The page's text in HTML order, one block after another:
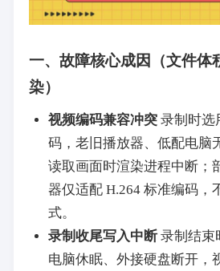
一、故障核心成因（文件体
染）
视频编码兼容冲突录制时选
码，老旧播放器、低配电脑
读取画面时渲染进程中断；
器仅适配 H.264 标准编码，
式。
录制收尾写入中断录制结束
电脑休眠、外接硬盘断开，